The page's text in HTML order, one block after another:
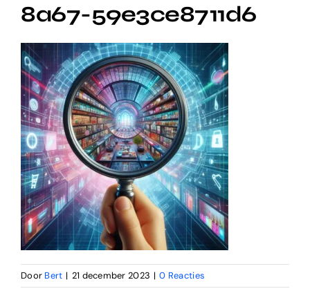
8a67-59e3ce8711d6
Door Bert | 21 december 2023 | 0 Reacties